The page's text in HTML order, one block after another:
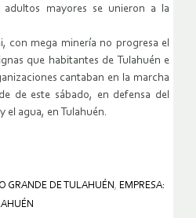
mayores se unieron a la
con mega minería no progresa el
que habitantes de Tulahuén e
cantaban en la marcha
de este sábado, en defensa del
el agua, en Tulahuén.
GRANDE DE TULAHUÉN , EMPRESA: